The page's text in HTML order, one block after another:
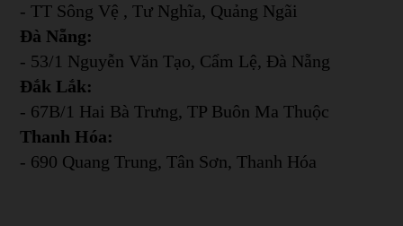
- TT Sông Vệ , Tư Nghĩa, Quảng Ngãi
Đà Nẵng:
- 53/1 Nguyễn Văn Tạo, Cẩm Lệ, Đà Nẵng
Đắk Lắk:
- 67B/1 Hai Bà Trưng, TP Buôn Ma Thuộc
Thanh Hóa:
- 690 Quang Trung, Tân Sơn, Thanh Hóa